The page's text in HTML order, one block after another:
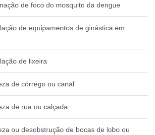
de foco do mosquito da dengue
de equipamentos de ginástica em
de lixeira
de córrego ou canal
de rua ou calçada
ou desobstrução de bocas de lobo ou